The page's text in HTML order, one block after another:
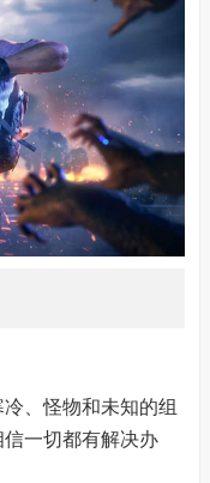
、怪物和未知的组
一切都有解决办